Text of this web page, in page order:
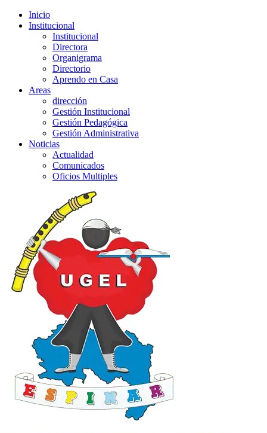
Inicio
Institucional
Institucional
Directora
Organigrama
Directorio
Aprendo en Casa
Areas
dirección
Gestión Institucional
Gestión Pedagógica
Gestión Administrativa
Noticias
Actualidad
Comunicados
Oficios Multiples